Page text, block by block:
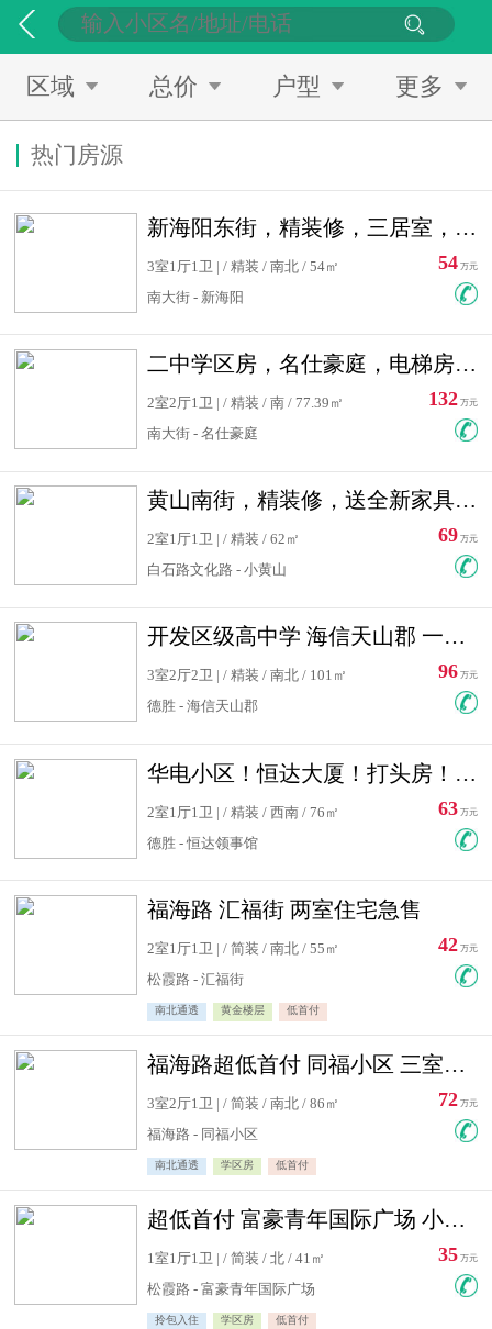
区域 总价 户型 更多
热门房源
新海阳东街，精装修，三居室，南北通透，拎包入住，单价低
3室1厅1卫 | / 精装 / 南北 / 54㎡
南大街 - 新海阳
54 万元
二中学区房，名仕豪庭，电梯房，双南卧室，单价低，急售
2室2厅1卫 | / 精装 / 南 / 77.39㎡
南大街 - 名仕豪庭
132 万元
黄山南街，精装修，送全新家具，看房有钥匙，实用面积大
2室1厅1卫 | / 精装 / 62㎡
白石路文化路 - 小黄山
69 万元
开发区级高中学 海信天山郡 一手合同没有税！ 送车位
3室2厅2卫 | / 精装 / 南北 / 101㎡
德胜 - 海信天山郡
96 万元
华电小区！恒达大厦！打头房！精装修！可低首付！随时看房！
2室1厅1卫 | / 精装 / 西南 / 76㎡
德胜 - 恒达领事馆
63 万元
福海路 汇福街 两室住宅急售
2室1厅1卫 | / 简装 / 南北 / 55㎡
松霞路 - 汇福街
南北通透 黄金楼层 低首付
42 万元
福海路超低首付 同福小区 三室住宅急售
3室2厅1卫 | / 简装 / 南北 / 86㎡
福海路 - 同福小区
南北通透 学区房 低首付
72 万元
超低首付 富豪青年国际广场 小高层住宅急售
1室1厅1卫 | / 简装 / 北 / 41㎡
松霞路 - 富豪青年国际广场
拎包入住 学区房 低首付
35 万元